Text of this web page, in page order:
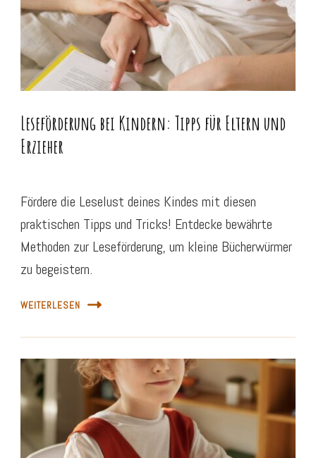
Leseförderung bei Kindern: Tipps für Eltern und
Erzieher
Fördere die Leselust deines Kindes mit diesen
praktischen Tipps und Tricks! Entdecke bewährte
Methoden zur Leseförderung, um kleine Bücherwürmer
zu begeistern.
WEITERLESEN